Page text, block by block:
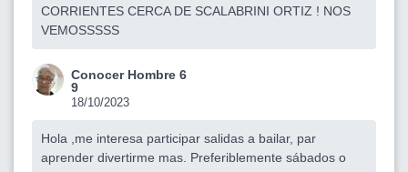
CORRIENTES CERCA DE SCALABRINI ORTIZ ! NOS
VEMOSSSSS
Conocer Hombre 6
9
18/10/2023
Hola ,me interesa participar salidas a bailar, par
aprender divertirme mas. Preferiblemente sábados o